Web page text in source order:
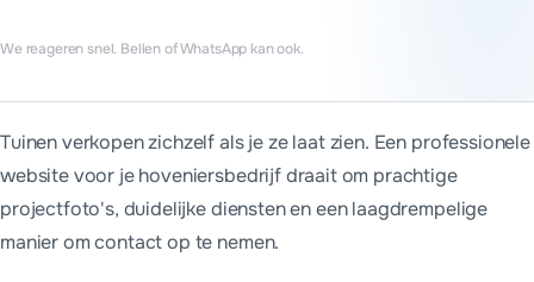
We reageren snel. Bellen of WhatsApp kan ook.
Een website voor hoveniers begint bij MADA Tech bij €699
We werken vanuit Assen voor hoveniers door heel
Tuinen verkopen zichzelf als je ze laat zien. Een professionele
website voor je hoveniersbedrijf draait om prachtige
projectfoto's, duidelijke diensten en een laagdrempelige
manier om contact op te nemen.